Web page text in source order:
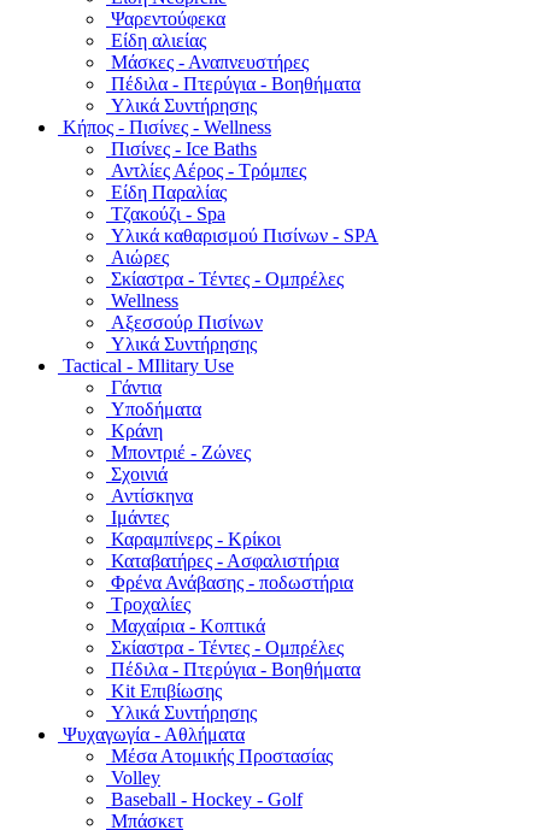
Ψαρεντούφεκα
Είδη αλιείας
Μάσκες - Αναπνευστήρες
Πέδιλα - Πτερύγια - Βοηθήματα
Υλικά Συντήρησης
Κήπος - Πισίνες - Wellness
Πισίνες - Ice Baths
Αντλίες Αέρος - Τρόμπες
Είδη Παραλίας
Τζακούζι - Spa
Υλικά καθαρισμού Πισίνων - SPA
Αιώρες
Σκίαστρα - Τέντες - Ομπρέλες
Wellness
Αξεσσούρ Πισίνων
Υλικά Συντήρησης
Tactical - MIlitary Use
Γάντια
Υποδήματα
Κράνη
Μποντριέ - Ζώνες
Σχοινιά
Αντίσκηνα
Ιμάντες
Καραμπίνερς - Κρίκοι
Καταβατήρες - Ασφαλιστήρια
Φρένα Ανάβασης - ποδωστήρια
Τροχαλίες
Μαχαίρια - Κοπτικά
Σκίαστρα - Τέντες - Ομπρέλες
Πέδιλα - Πτερύγια - Βοηθήματα
Kit Επιβίωσης
Υλικά Συντήρησης
Ψυχαγωγία - Αθλήματα
Μέσα Ατομικής Προστασίας
Volley
Baseball - Hockey - Golf
Μπάσκετ